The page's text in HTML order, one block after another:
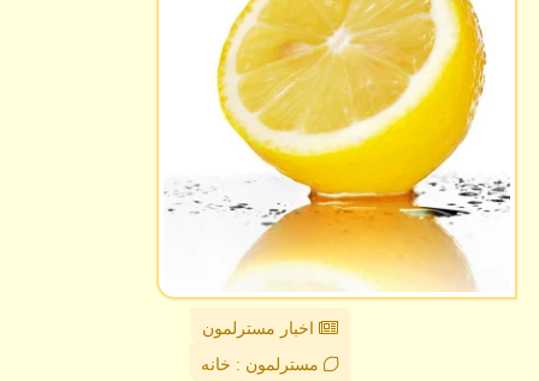
اخبار مسترلمون
مسترلمون : خانه